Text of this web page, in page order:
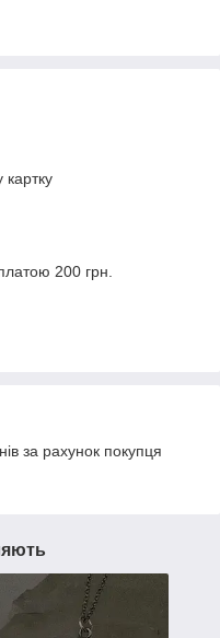
200 грн.
за рахунок покупця